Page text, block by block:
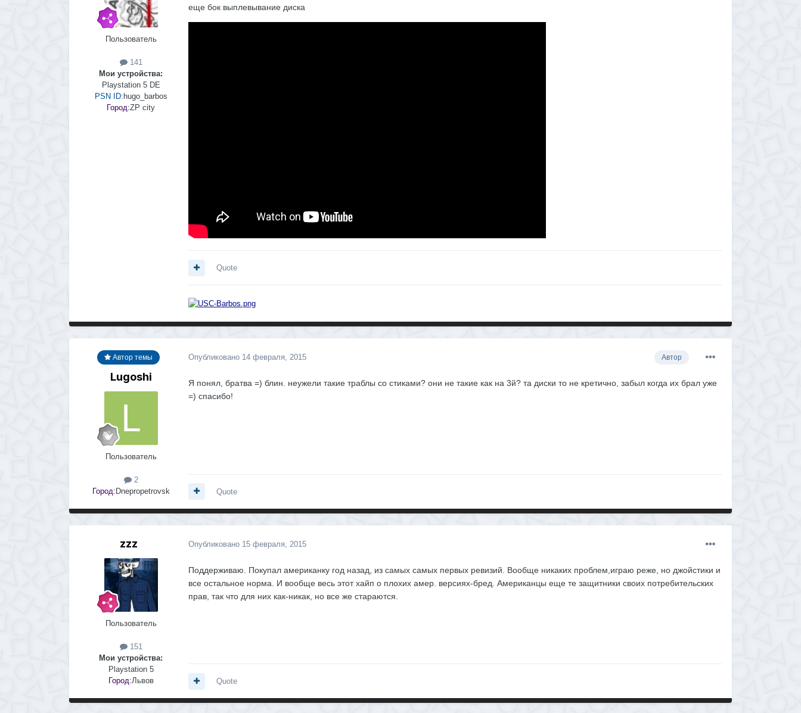
Пользователь
141
Мои устройства:
Playstation 5 DE
PSN ID: hugo_barbos
Город:ZP city
еще бок выплевывание диска
Quote
Автор темы
Lugoshi
Пользователь
2
Город: Dnepropetrovsk
Автор
Опубликовано 14 февраля, 2015
Я понял, братва =) блин. неужели такие траблы со стиками? они не такие как на 3й? та диски то не кретично, забыл когда их брал уже
=) спасибо!
Quote
zzz
Пользователь
151
Мои устройства:
Playstation 5
Город:Львов
Опубликовано 15 февраля, 2015
Поддерживаю. Покупал американку год назад, из самых самых первых ревизий. Вообще никаких проблем,играю реже, но джойстики и
все остальное норма. И вообще весь этот хайп о плохих амер. версиях-бред. Американцы еще те защитники своих потребительских
прав, так что для них как-никак, но все же стараются.
Quote